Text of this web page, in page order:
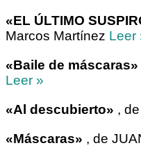
«EL ÚLTIMO
Marcos Martínez Leer
«Baile de máscaras»
Leer »
«Al descubierto» ,
«Máscaras» , de